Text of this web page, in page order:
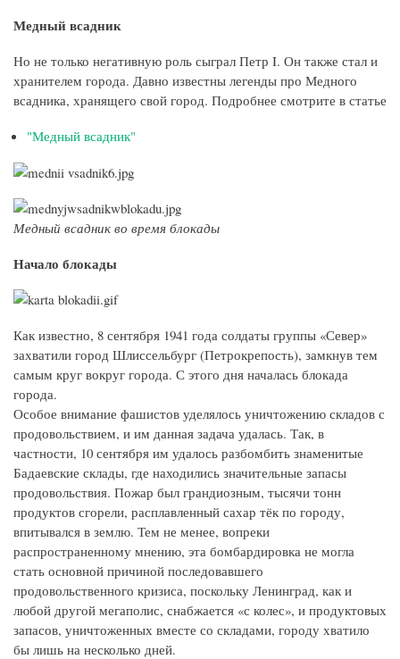
Медный всадник
Но не только негативную роль сыграл Петр I. Он также стал и
хранителем города. Давно известны легенды про Медного
всадника, хранящего свой город. Подробнее смотрите в статье
"Медный всадник"
Медный всадник во время блокады
Начало блокады
Как известно, 8 сентября 1941 года солдаты группы «Север»
захватили город Шлиссельбург (Петрокрепость), замкнув тем
самым круг вокруг города. С этого дня началась блокада
города.
Особое внимание фашистов уделялось уничтожению складов с
продовольствием, и им данная задача удалась. Так, в
частности, 10 сентября им удалось разбомбить знаменитые
Бадаевские склады, где находились значительные запасы
продовольствия. Пожар был грандиозным, тысячи тонн
продуктов сгорели, расплавленный сахар тёк по городу,
впитывался в землю. Тем не менее, вопреки
распространенному мнению, эта бомбардировка не могла
стать основной причиной последовавшего
продовольственного кризиса, поскольку Ленинград, как и
любой другой мегаполис, снабжается «с колес», и продуктовых
запасов, уничтоженных вместе со складами, городу хватило
бы лишь на несколько дней.